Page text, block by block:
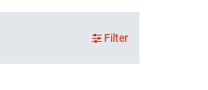
Filter